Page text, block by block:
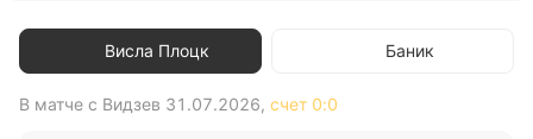
Висла Плоцк Баник
В матче с Видзев 31.07.2026, счет 0:0